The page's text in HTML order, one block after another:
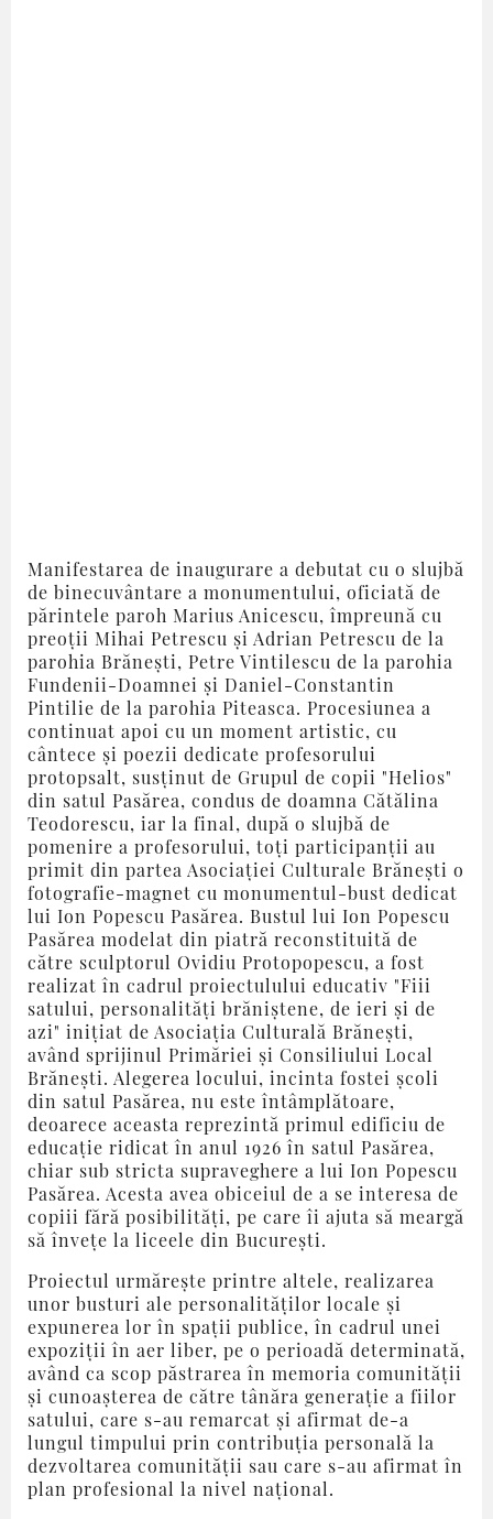
Manifestarea de inaugurare a debutat cu o slujbă
de binecuvântare a monumentului, oficiată de
părintele paroh Marius Anicescu, împreună cu
preoții Mihai Petrescu și Adrian Petrescu de la
parohia Brănești, Petre Vintilescu de la parohia
Fundenii-Doamnei și Daniel-Constantin
Pintilie de la parohia Piteasca. Procesiunea a
continuat apoi cu un moment artistic, cu
cântece și poezii dedicate profesorului
protopsalt, susținut de Grupul de copii "Helios"
din satul Pasărea, condus de doamna Cătălina
Teodorescu, iar la final, după o slujbă de
pomenire a profesorului, toți participanții au
primit din partea Asociației Culturale Brănești o
fotografie-magnet cu monumentul-bust dedicat
lui Ion Popescu Pasărea. Bustul lui Ion Popescu
Pasărea modelat din piatră reconstituită de
către sculptorul Ovidiu Protopopescu, a fost
realizat în cadrul proiectulului educativ "Fiii
satului, personalități brăniștene, de ieri și de
azi" inițiat de Asociația Culturală Brănești,
având sprijinul Primăriei și Consiliului Local
Brănești. Alegerea locului, incinta fostei școli
din satul Pasărea, nu este întâmplătoare,
deoarece aceasta reprezintă primul edificiu de
educație ridicat în anul 1926 în satul Pasărea,
chiar sub stricta supraveghere a lui Ion Popescu
Pasărea. Acesta avea obiceiul de a se interesa de
copiii fără posibilități, pe care îi ajuta să meargă
să învețe la liceele din București.
Proiectul urmărește printre altele, realizarea
unor busturi ale personalităților locale și
expunerea lor în spații publice, în cadrul unei
expoziții în aer liber, pe o perioadă determinată,
având ca scop păstrarea în memoria comunității
și cunoașterea de către tânăra generație a fiilor
satului, care s-au remarcat și afirmat de-a
lungul timpului prin contribuția personală la
dezvoltarea comunității sau care s-au afirmat în
plan profesional la nivel național.